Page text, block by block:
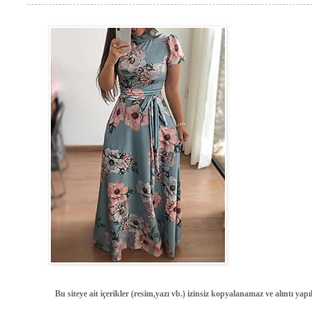
Bu siteye ait içerikler (resim,yazı vb.) izinsiz kopyalanamaz ve alıntı